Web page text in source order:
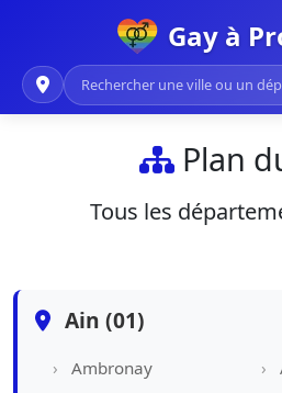
Gay à
Plan
Tous les
Ain (01)
Ambronay